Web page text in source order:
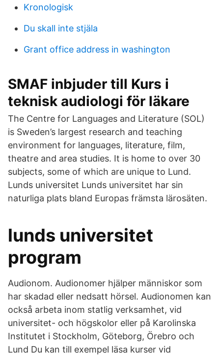
Kronologisk
Du skall inte stjäla
Grant office address in washington
SMAF inbjuder till Kurs i
teknisk audiologi för läkare
The Centre for Languages and Literature (SOL)
is Sweden’s largest research and teaching
environment for languages, literature, film,
theatre and area studies. It is home to over 30
subjects, some of which are unique to Lund.
Lunds universitet Lunds universitet har sin
naturliga plats bland Europas främsta lärosäten.
lunds universitet
program
Audionom. Audionomer hjälper människor som
har skadad eller nedsatt hörsel. Audionomen kan
också arbeta inom statlig verksamhet, vid
universitet- och högskolor eller på Karolinska
Institutet i Stockholm, Göteborg, Örebro och
Lund Du kan till exempel läsa kurser vid